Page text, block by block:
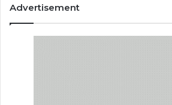
Advertisement